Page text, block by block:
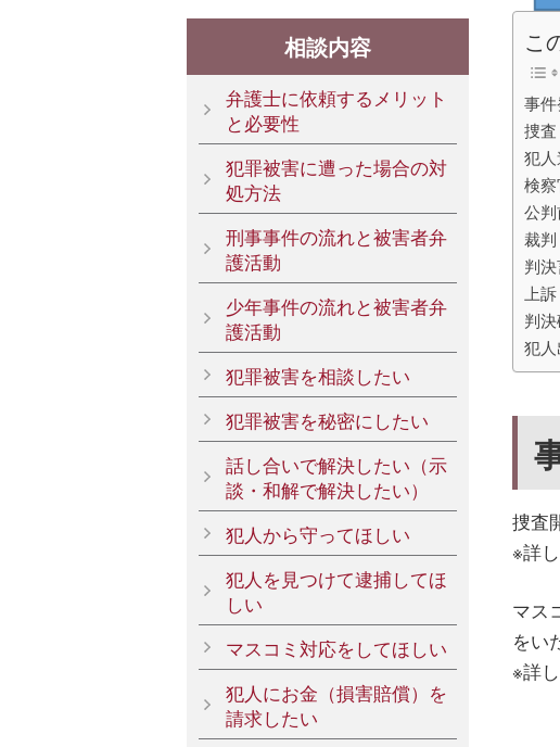
こ
事
捜査
犯
検
公
裁判
判
上訴
判
犯
捜査
※詳
マス
をい
※詳
相談内容
弁護士に依頼するメリット
と必要性
犯罪被害に遭った場合の対
処方法
刑事事件の流れと被害者弁
護活動
少年事件の流れと被害者弁
護活動
犯罪被害を相談したい
犯罪被害を秘密にしたい
話し合いで解決したい（示
談・和解で解決したい）
犯人から守ってほしい
犯人を見つけて逮捕してほ
しい
マスコミ対応をしてほしい
犯人にお金（損害賠償）を
請求したい